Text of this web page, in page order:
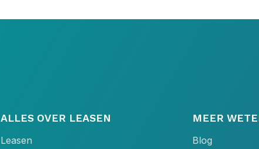
ALLES OVER LEASEN
Leasen
MEER
Blog